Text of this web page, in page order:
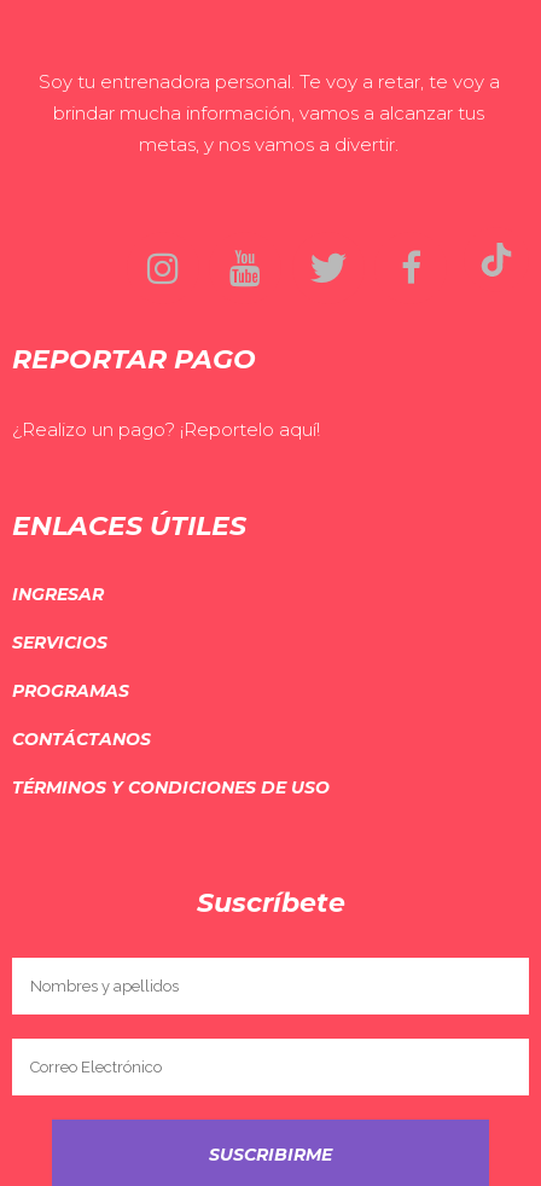
Soy tu entrenadora personal. Te voy a retar, te voy a
brindar mucha información, vamos a alcanzar tus
metas, y nos vamos a divertir.
REPORTAR PAGO
¿Realizo un pago? ¡Reportelo aquí!
ENLACES ÚTILES
INGRESAR
SERVICIOS
PROGRAMAS
CONTÁCTANOS
TÉRMINOS Y CONDICIONES DE USO
Suscríbete